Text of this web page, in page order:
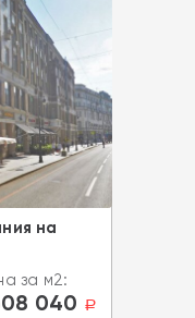
на
за м2:
040 a